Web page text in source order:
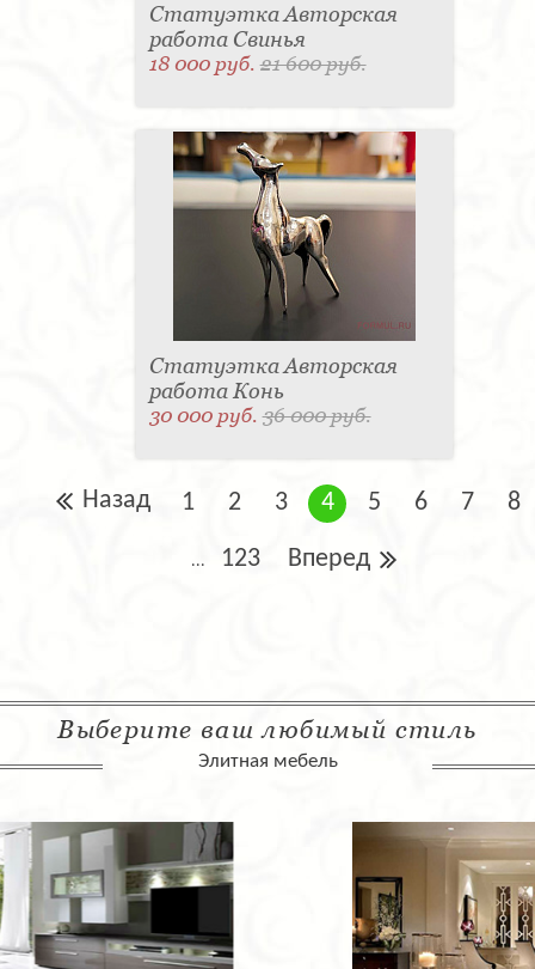
Статуэтка Авторская
работа Свинья
18 000 руб.21 600 руб.
Статуэтка Авторская
работа Конь
30 000 руб.36 000 руб.
Назад 1 2 3 4 5 6 7 8
... 123 Вперед
Выберите ваш любимый стиль
Элитная мебель